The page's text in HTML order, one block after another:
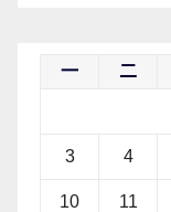
一 二
3 4
10 11